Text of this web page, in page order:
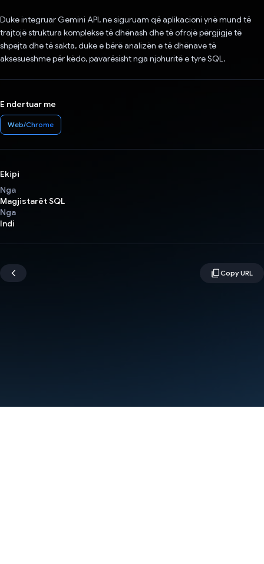
Duke integruar Gemini API, ne siguruam që aplikacioni ynë mund të
trajtojë struktura komplekse të dhënash dhe të ofrojë përgjigje të
shpejta dhe të sakta, duke e bërë analizën e të dhënave të
aksesueshme për këdo, pavarësisht nga njohuritë e tyre SQL.
E ndertuar me
Web/Chrome
Ekipi
Nga
Magjistarët SQL
Nga
Indi